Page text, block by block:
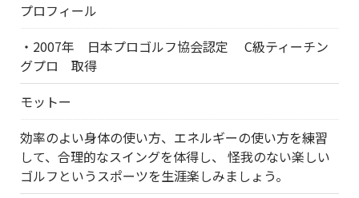
プロフィール
・2007年 日本プロゴルフ協会認定 C級ティーチン
グプロ 取得
モットー
効率のよい身体の使い方、エネルギーの使い方を練習
して、合理的なスイングを体得し、 怪我のない楽しい
ゴルフというスポーツを生涯楽しみましょう。